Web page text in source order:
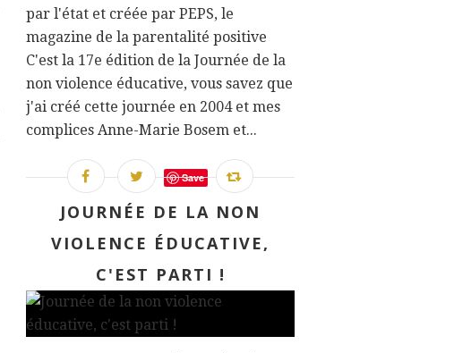
par l'état et créée par PEPS, le
magazine de la parentalité positive
C'est la 17e édition de la Journée de la
non violence éducative, vous savez que
j'ai créé cette journée en 2004 et mes
complices Anne-Marie Bosem et...
Save
JOURNÉE DE LA NON
VIOLENCE ÉDUCATIVE,
C'EST PARTI !